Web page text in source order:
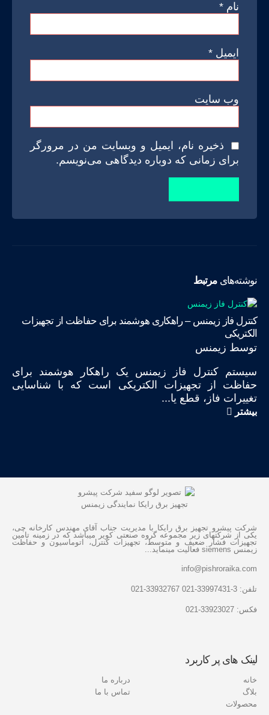
نام *
ایمیل *
وب‌ سایت
ذخیره نام، ایمیل و وبسایت من در مرورگر
برای زمانی که دوباره دیدگاهی می‌نویسم.
نوشته‌هایمرتبط
کنترل فاز زیمنس – راهکاری هوشمند برای حفاظت از تجهیزات
الکتریکی
توسط زیمنس
سیستم کنترل فاز زیمنس یک راهکار هوشمند برای
حفاظت از تجهیزات الکتریکی است که با شناسایی
تغییرات فاز، قطع یا...
بیشتر
شرکت پیشرو تجهیز برق رایکا با مدیریت جناب آقای مهندس کارخانه چی،
یکی از شرکتهای زیر مجموعه گروه صنعتی کویر میباشد که در زمینه تامین
تجهیزات فشار ضعیف و متوسط، تجهیزات کنترل، اتوماسیون و حفاظت
زیمنس siemens فعالیت مینماید...
info@pishroraika.com
تلفن: 3-33997431-021 33932767-021
فکس: 33923027-021
لینک های پر کاربرد
خانه
بلاگ
محصولات
درباره ما
تماس با ما